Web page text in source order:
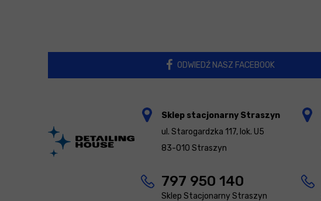
ODWIEDŹ NASZ FACEBOOK
Sklep stacjonarny Straszyn
ul. Starogardzka 117, lok. U5
83-010 Straszyn
797 950 140
Sklep Stacjonarny Straszyn